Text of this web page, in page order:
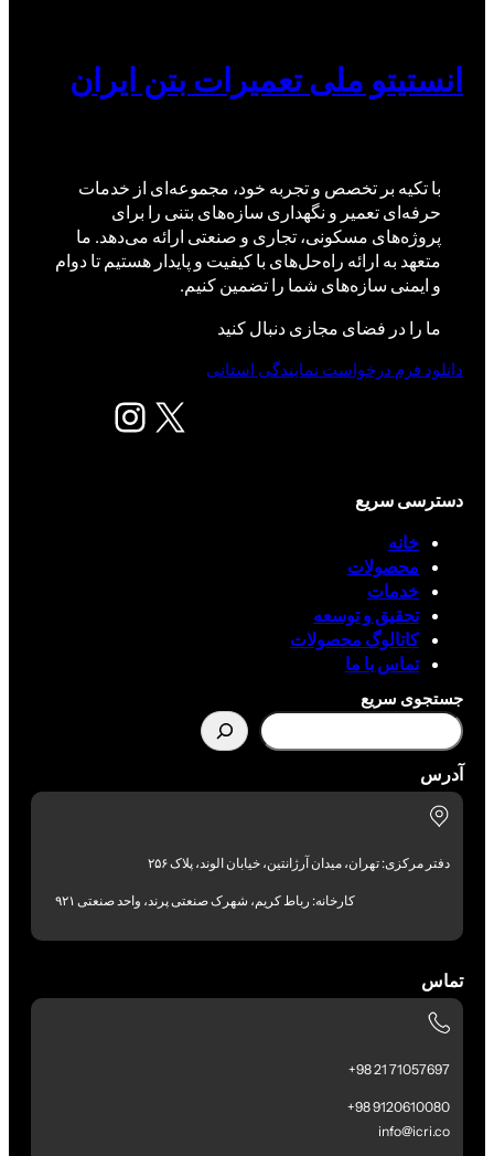
انستیتو ملی تعمیرات بتن ایران
با تکیه بر تخصص و تجربه خود، مجموعه‌ای از خدمات
حرفه‌ای تعمیر و نگهداری سازه‌های بتنی را برای
پروژه‌های مسکونی، تجاری و صنعتی ارائه می‌دهد. ما
متعهد به ارائه راه‌حل‌های با کیفیت و پایدار هستیم تا دوام
و ایمنی سازه‌های شما را تضمین کنیم.
ما را در فضای مجازی دنبال کنید
X اینستاگرم
دانلود فرم درخواست نمایندگی استانی
دسترسی سریع
خانه
محصولات
خدمات
تحقیق و توسعه
کاتالوگ محصولات
تماس با ما
جستجوی سریع
آدرس
دفتر مرکزی: تهران، میدان آرژانتین، خیابان الوند، پلاک ۲۵۶
کارخانه: رباط کریم، شهرک صنعتی پرند، واحد صنعتی ۹۲۱
تماس
71057697 21 98+
9120610080 98+
info@icri.co